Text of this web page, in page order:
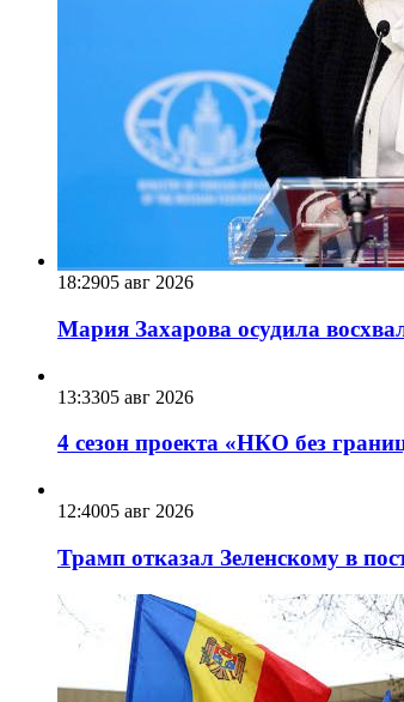
18:2905 авг 2026
Мария Захарова осудила
13:3305 авг 2026
4 сезон проекта «НКО без
12:4005 авг 2026
Трамп отказал Зеленскому в